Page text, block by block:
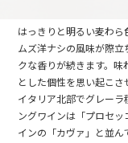
はっきりと明るい麦わ
ムズ洋ナシの風味が際
クな香りが続きます。味
とした個性を思い起こさ
イタリア北部でグレー
ングワインは「プロセ
インの「カヴァ」と並